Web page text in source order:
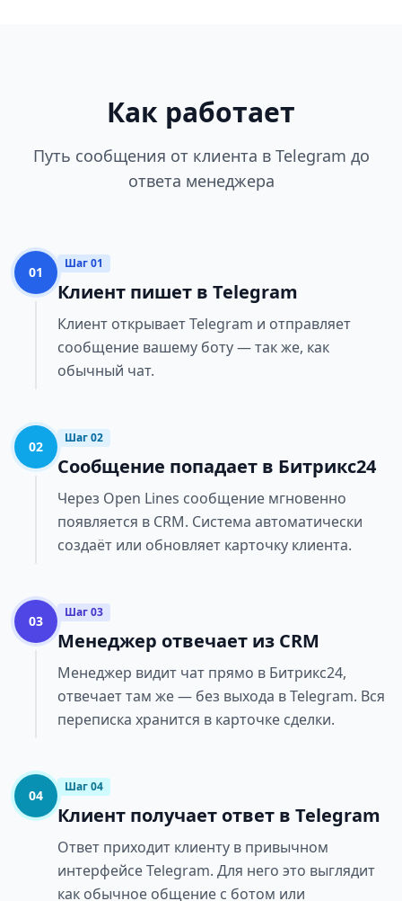
Как работает
Путь сообщения от клиента в Telegram до
ответа менеджера
01
Шаг 01
Клиент пишет в Telegram
Клиент открывает Telegram и отправляет
сообщение вашему боту — так же, как
обычный чат.
02
Шаг 02
Сообщение попадает в Битрикс24
Через Open Lines сообщение мгновенно
появляется в CRM. Система автоматически
создаёт или обновляет карточку клиента.
03
Шаг 03
Менеджер отвечает из CRM
Менеджер видит чат прямо в Битрикс24,
отвечает там же — без выхода в Telegram. Вся
переписка хранится в карточке сделки.
04
Шаг 04
Клиент получает ответ в Telegram
Ответ приходит клиенту в привычном
интерфейсе Telegram. Для него это выглядит
как обычное общение с ботом или